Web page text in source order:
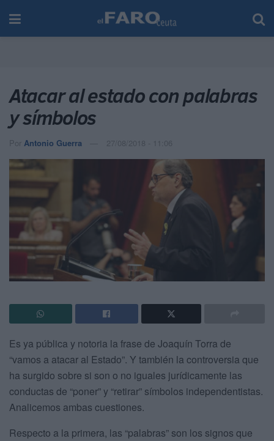
Atacar al estado con palabras
y símbolos
Por Antonio Guerra 27/08/2018 - 11:06
Es ya pública y notoria la frase de Joaquín Torra de
“vamos a atacar al Estado”. Y también la controversia que
ha surgido sobre si son o no iguales jurídicamente las
conductas de “poner” y “retirar” símbolos independentistas.
Analicemos ambas cuestiones.
Respecto a la primera, las “palabras” son los signos que